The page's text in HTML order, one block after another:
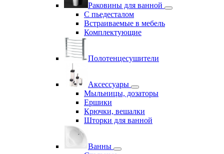
Раковины для ванной
С пьедесталом
Встраиваемые в мебель
Комплектующие
Полотенцесушители
Аксессуары
Мыльницы, дозаторы
Ершики
Крючки, вешалки
Шторки для ванной
Ванны